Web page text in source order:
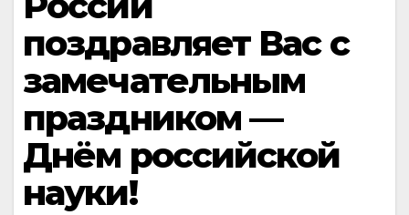
поздравляет Вас с
замечательным
праздником —
Днём российской
науки!